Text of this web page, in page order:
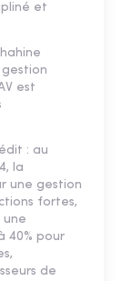
et
est
: au
la
une gestion
fortes,
40% pour
de